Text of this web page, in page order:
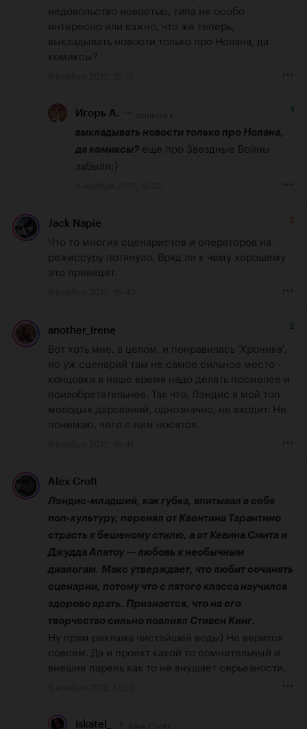
недовольство новостью, типа не особо
интересно или важно, что же теперь,
выкладывать новости только про Нолана, да
комиксы?
Игорь А. 1
выкладывать новости только про Нолана,
да комиксы? еще про Звездные Войны
забыли;)
Jack Napie -2
Что то многих сценаристов и операторов на
режиссуру потянуло. Вряд ли к чему хорошему
это приведёт.
another_irene 2
Вот хоть мне, в целом, и понравилась 'Хроника',
но уж сценарий там не самое сильное место -
концовки в наше время надо делать посмелее и
поизобретательнее. Так что, Лэндис в мой топ
молодых дарований, однозначно, не входит. Не
понимаю, чего с ним носятся.
Alex Croft
Лэндис-младший, как губка, впитывал в себя
поп-культуру, перенял от Квентина Тарантино
страсть к бешеному стилю, а от Кевина Смита и
Джудда Апатоу — любовь к необычным
диалогам. Макс утверждает, что любит сочинять
сценарии, потому что с пятого класса научился
здорово врать. Признается, что на его
творчество сильно повлиял Стивен Кинг.
Ну прям реклама чистейшей воды) Не верится
совсем. Да и проект какой то сомнительный и
внешне парень как то не внушает серьезности.
iskatel_